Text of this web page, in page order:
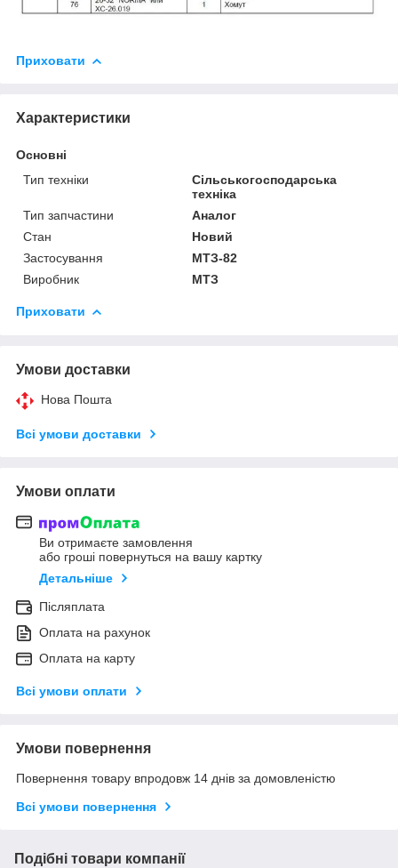
Приховати
Характеристики
Основні
Тип техніки
Сільськогосподарська
техніка
Тип запчастини
Аналог
Стан
Новий
Застосування
МТЗ-82
Виробник
МТЗ
Приховати
Умови доставки
Нова Пошта
Всі умови доставки
Умови оплати
Ви отримаєте замовлення
або гроші повернуться на вашу картку
Детальніше
Післяплата
Оплата на рахунок
Оплата на карту
Всі умови оплати
Умови повернення
Повернення товару впродовж 14 днів за домовленістю
Всі умови повернення
Подібні товари компанії